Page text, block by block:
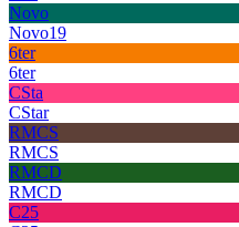
Novo
Novo19
6ter
6ter
CSta
CStar
RMCS
RMCS
RMCD
RMCD
C25